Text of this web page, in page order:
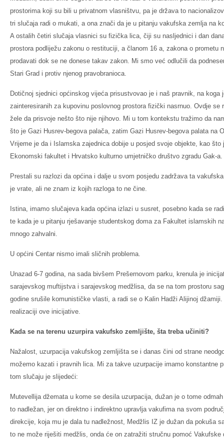
prostorima koji su bili u privatnom vlasništvu, pa je država to
tri slučaja radi o mukati, a ona znači da je u pitanju vakufska zemlja na
A ostalih četiri slučaja vlasnici su fizička lica, čiji su nasljednici i dan
prostora podliježu zakonu o restituciji, a članom 16 a, zakona o prometu
prodavati dok se ne donese takav zakon. Mi smo već odlučili da
Stari Grad i protiv njenog pravobranioca.
Dotičnoj sjednici općinskog vijeća prisustvovao je i naš pravnik, na koga
zainteresiranih za kupovinu poslovnog prostora fizički nasrnuo. Ovdje se
žele da prisvoje nešto što nije njihovo. Mi u tom kontekstu tražimo da
što je Gazi Husrev-begova palača, zatim Gazi Husrev-begova palata na
Vrijeme je da i Islamska zajednica dobije u posjed svoje objekte, kao što
Ekonomski fakultet i Hrvatsko kulturno umjetničko društvo zgradu Gak-a.
Prestali su razlozi da općina i dalje u svom posjedu zadržava ta
je vrate, ali ne znam iz kojih razloga to ne čine.
Istina, imamo slučajeva kada općina izlazi u susret, posebno kada se
te kada je u pitanju rješavanje studentskog doma za Fakultet islamskih
mnogo zahvalni.
U općini Centar nismo imali sličnih problema.
Unazad 6-7 godina, na sada bivšem Prešernovom parku, krenula je
sarajevskog muftijstva i sarajevskog medžlisa, da se na tom prostoru
godine srušile komunističke vlasti, a radi se o Kalin Hadži Alijinoj
realizaciji ove inicijative.
Kada se na terenu uzurpira vakufsko zemljište, šta treba učiniti?
Nažalost, uzurpacija vakufskog zemljišta se i danas čini od strane
možemo kazati i pravnih lica. Mi za takve uzurpacije imamo konstantne
tom slučaju je slijedeći:
Mutevellija džemata u kome se desila uzurpacija, dužan je o tome
to nadležan, jer on direktno i indirektno upravlja vakufima na svom
direkcije, koja mu je dala tu nadležnost, Medžlis IZ je dužan da pokuša
to ne može riješiti medžlis, onda će on zatražiti stručnu pomoć